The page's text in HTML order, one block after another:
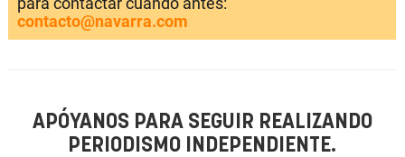
contacto@navarra.com
APÓYANOS PARA SEGUIR REALIZANDO
PERIODISMO INDEPENDIENTE.